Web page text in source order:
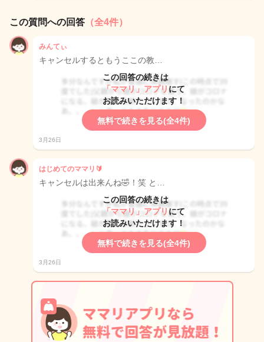
この質問への回答 （全4件）
みんてぃ
キャンセルするともうここの教…
この回答の続きは
「ママリ」アプリ にて
お読みいただけます！
無料で続きを見る(全4件)
3月26日
はじめてのママリ🔰
キャンセルは出来んね🤣！笑 と…
この回答の続きは
「ママリ」アプリ にて
お読みいただけます！
無料で続きを見る(全4件)
3月26日